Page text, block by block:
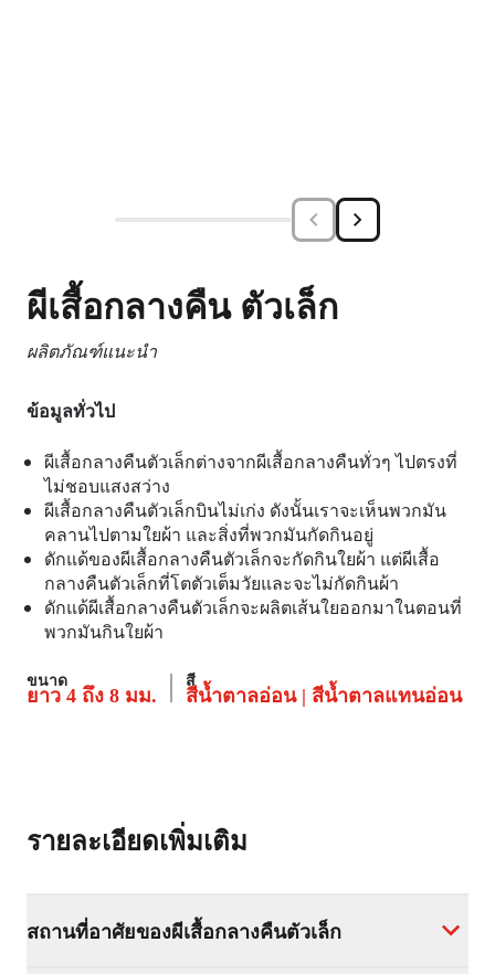
ผีเสื้อกลางคืน ตัวเล็ก
ผลิตภัณฑ์แนะนำ
ข้อมูลทั่วไป
ผีเสื้อกลางคืนตัวเล็กต่างจากผีเสื้อกลางคืนทั่วๆ ไปตรงที่
ไม่ชอบแสงสว่าง
ผีเสื้อกลางคืนตัวเล็กบินไม่เก่ง ดังนั้นเราจะเห็นพวกมัน
คลานไปตามใยผ้า และสิ่งที่พวกมันกัดกินอยู่
ดักแด้ของผีเสื้อกลางคืนตัวเล็กจะกัดกินใยผ้า แต่ผีเสื้อ
กลางคืนตัวเล็กที่โตตัวเต็มวัยและจะไม่กัดกินผ้า
ดักแด้ผีเสื้อกลางคืนตัวเล็กจะผลิตเส้นใยออกมาในตอนที่
พวกมันกินใยผ้า
ขนาด
ยาว 4 ถึง 8 มม.
สี
สีน้ำตาลอ่อน | สีน้ำตาลแทนอ่อน
รายละเอียดเพิ่มเติม
สถานที่อาศัยของผีเสื้อกลางคืนตัวเล็ก